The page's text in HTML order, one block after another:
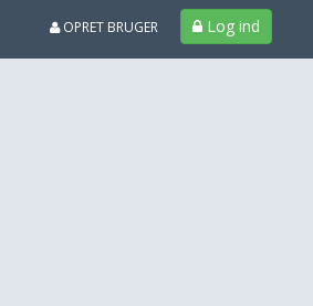
Log ind
OPRET BRUGER